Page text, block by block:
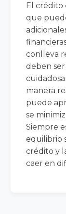
El crédito
que
conlleva
deben
manera
puede
se
Siempre
equilibrio
crédito y
caer en